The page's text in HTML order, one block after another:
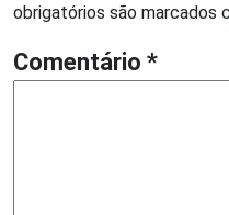
obrigatórios são marcados
Comentário *